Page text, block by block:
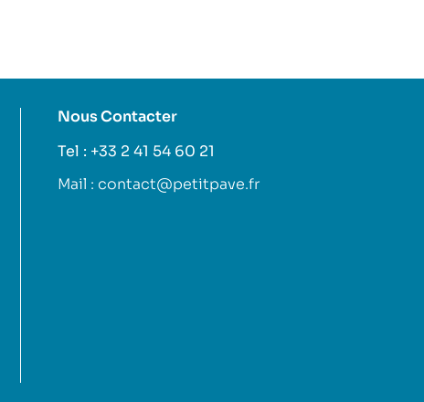
Nous Contacter
Tel : +33 2 41 54 60 21
Mail : contact@petitpave.fr